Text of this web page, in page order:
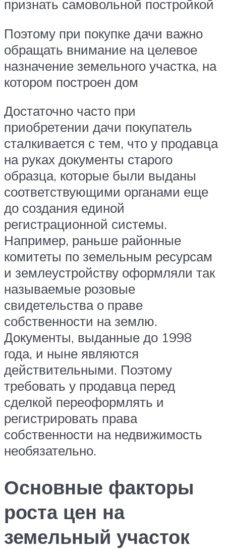
признать самовольной постройкой
Поэтому при покупке дачи важно
обращать внимание на целевое
назначение земельного участка, на
котором построен дом
Достаточно часто при
приобретении дачи покупатель
сталкивается с тем, что у продавца
на руках документы старого
образца, которые были выданы
соответствующими органами еще
до создания единой
регистрационной системы.
Например, раньше районные
комитеты по земельным ресурсам
и землеустройству оформляли так
называемые розовые
свидетельства о праве
собственности на землю.
Документы, выданные до 1998
года, и ныне являются
действительными. Поэтому
требовать у продавца перед
сделкой переоформлять и
регистрировать права
собственности на недвижимость
необязательно.
Основные факторы
роста цен на
земельный участок